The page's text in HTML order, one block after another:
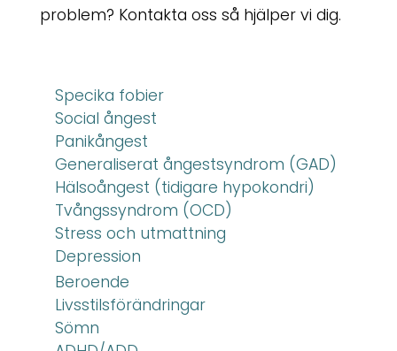
problem? Kontakta oss så hjälper vi dig.
Specika fobier
Social ångest
Panikångest
Generaliserat ångestsyndrom (GAD)
Hälsoångest (tidigare hypokondri)
Tvångssyndrom (OCD)
Stress och utmattning
Depression
Beroende
Livsstilsförändringar
Sömn